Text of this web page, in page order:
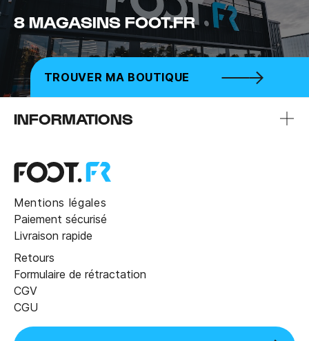
8 MAGASINS FOOT.FR
TROUVER MA BOUTIQUE
INFORMATIONS
Mentions légales
Paiement sécurisé
Livraison rapide
Retours
Formulaire de rétractation
CGV
CGU